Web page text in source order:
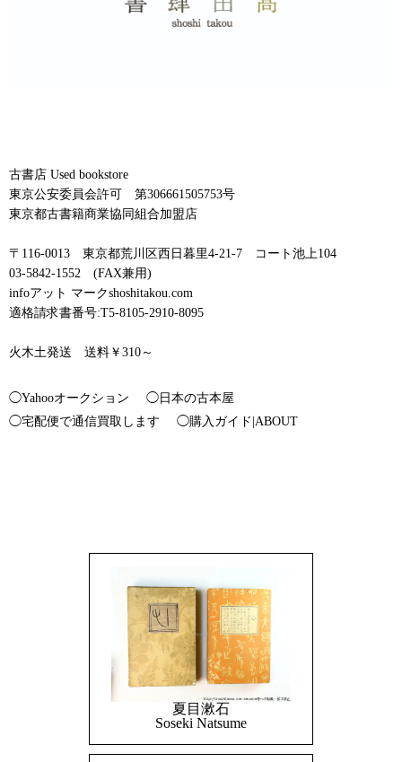
古書店 Used bookstore
東京公安委員会許可 第306661505753号
東京都古書籍商業協同組合加盟店
〒116-0013 東京都荒川区西日暮里4-21-7 コート池上104
03-5842-1552 (FAX兼用)
infoアット マークshoshitakou.com
適格請求書番号:T5-8105-2910-8095
火木土発送 送料￥310～
◯Yahooオークション
◯日本の古本屋
◯宅配便で通信買取します
◯購入ガイド|ABOUT
夏目漱石
Soseki Natsume